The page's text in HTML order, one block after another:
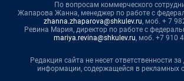
По вопросам коммерческого
Жапарова Жанна, менеджер по работе с
zhanna.zhaparova@shkulev.ru, моб. + 7
Ревина Мария, директор по работе с
mariya.revina@shkulev.ru, моб. +7 910
Редакция сайта не несет ответственности
информации, содержащейся в рекламных